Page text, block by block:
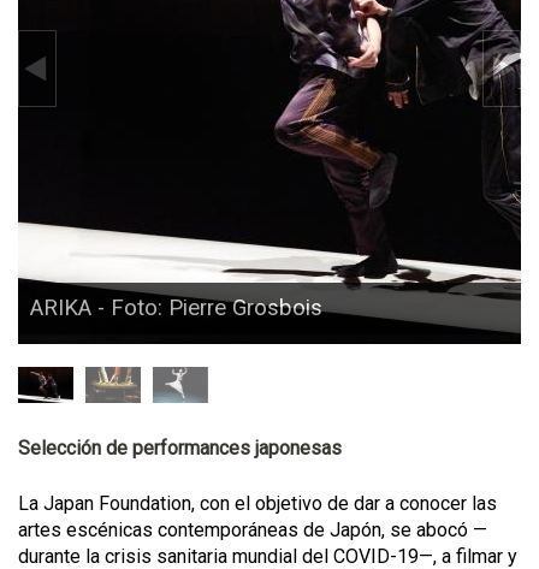
ARIKA - Foto: Pierre Grosbois
Selección de performances japonesas
La Japan Foundation, con el objetivo de dar a conocer las
artes escénicas contemporáneas de Japón, se abocó —
durante la crisis sanitaria mundial del COVID-19—, a filmar y